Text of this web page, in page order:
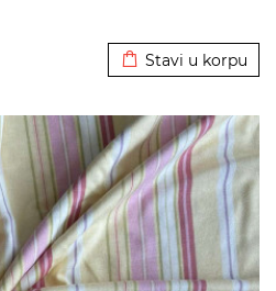
Stavi u korpu